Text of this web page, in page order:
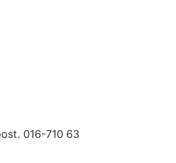
016-710 63